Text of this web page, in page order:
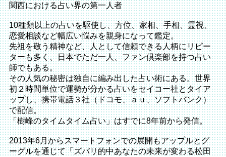
関西における占い界の第一人者
10種類以上の占いを駆使し、方位、家相、手相、霊視、
恋愛相談など幅広い悩みを親身になって鑑定。
先祖を敬う精神など、人として信頼できる人柄にリピー
ターも多く、日本でただ一人、ファン倶楽部を持つ占い
師でもある。
その人気の秘密は独自に編み出した占い術にある。世界
初２時間単位で運勢が分かる占いをセイコー社とタイア
ップし、携帯電話３社（ドコモ、ａｕ、ソフトバンク）
で配信。
「樹峰のタイムタイム占い」はすでに8年前から発信。
2013年6月からスマートフォンでの展開もアップルとグ
ーグルを通じて「ズバリ的中あなたの未来が変わる松田